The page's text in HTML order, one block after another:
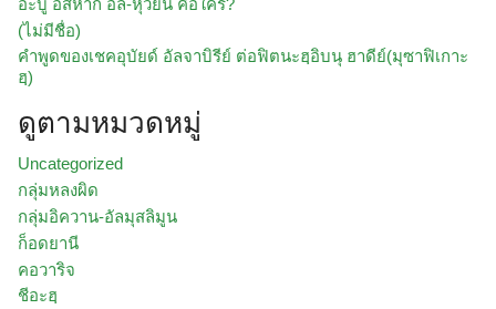
(ไม่มีชื่อ)
คำพูดของเชคอุบัยด์ อัลจาบิรีย์ ต่อฟิตนะฮฺอิบนุ ฮาดีย์(มุซาฟิเกาะ
ฮฺ)
ดูตามหมวดหมู่
Uncategorized
กลุ่มหลงผิด
กลุ่มอิควาน-อัลมุสลิมูน
ก็อดยานี
คอวาริจ
ชีอะฮฺ